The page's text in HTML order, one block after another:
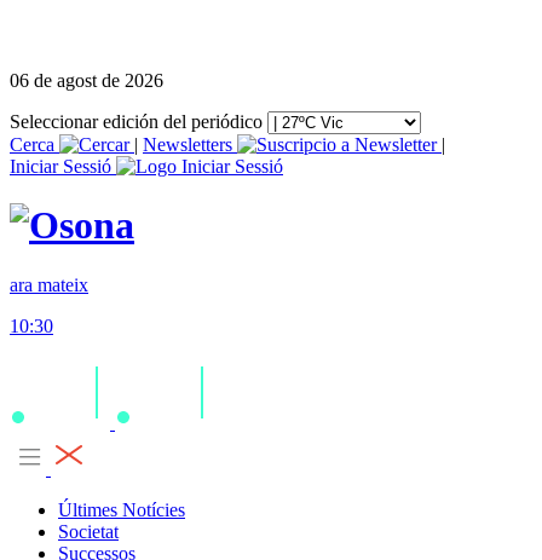
06 de agost de 2026
Seleccionar edición del periódico
Cerca
| Newsletters
|
Iniciar Sessió
ara mateix
10:30
Últimes Notícies
Societat
Successos